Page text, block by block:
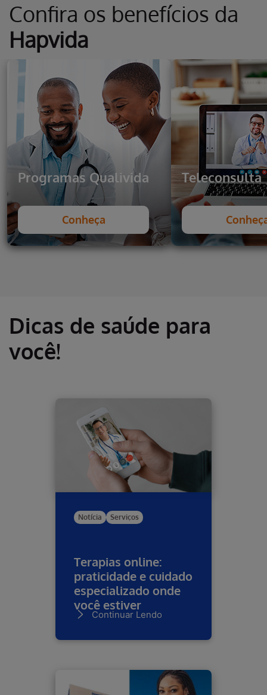
Confira os benefícios da
Hapvida
Programas Qualivida
Conheça
Teleconsulta
Dicas de saúde para
você!
Notícia Serviços
Terapias online:
praticidade e cuidado
especializado onde
você estiver
Continuar Lendo